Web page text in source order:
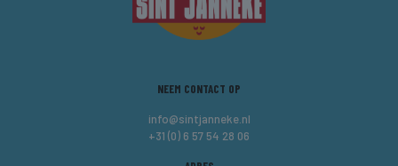
NEEM CONTACT OP
info@sintjanneke.nl
+31 (0) 6 57 54 28 06